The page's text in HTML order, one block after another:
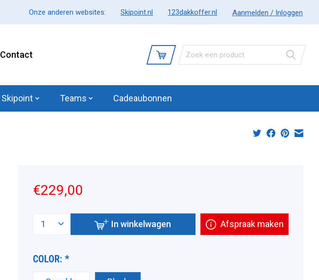
Onze anderen websites: Skipoint.nl 123dakkoffer.nl Aanmelden / Inloggen
Contact
Skipoint Teams Cadeaubonnen
€229,00
In winkelwagen Afspraak maken
COLOR: *